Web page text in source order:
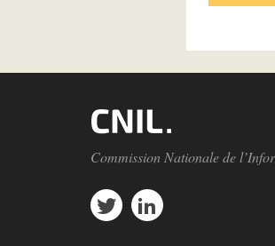
Commission Nationale de